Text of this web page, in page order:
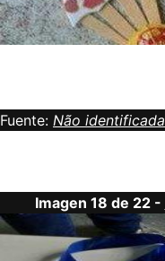
Fuente: Não identificada
Imagen 18 de 22 -